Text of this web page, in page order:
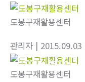
도봉구재활용센터
관리자 | 2015.09.03
도봉구재활용센터